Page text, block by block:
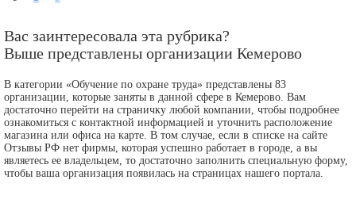
Вас заинтересовала эта рубрика?
Выше представлены организации Кемерово
В категории «Обучение по охране труда» представлены 83
организации, которые заняты в данной сфере в Кемерово. Вам
достаточно перейти на страничку любой компании, чтобы подробнее
ознакомиться с контактной информацией и уточнить расположение
магазина или офиса на карте. В том случае, если в списке на сайте
Отзывы РФ нет фирмы, которая успешно работает в городе, а вы
являетесь ее владельцем, то достаточно заполнить специальную форму,
чтобы ваша организация появилась на страницах нашего портала.